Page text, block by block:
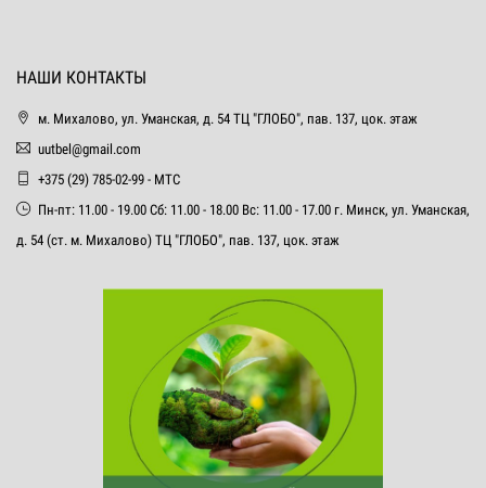
НАШИ КОНТАКТЫ
м. Михалово, ул. Уманская, д. 54 ТЦ "ГЛОБО", пав. 137, цок. этаж
uutbel@gmail.com
+375 (29) 785-02-99 - МТС
Пн-пт: 11.00 - 19.00 Сб: 11.00 - 18.00 Вс: 11.00 - 17.00 г. Минск, ул. Уманская,
д. 54 (ст. м. Михалово) ТЦ "ГЛОБО", пав. 137, цок. этаж